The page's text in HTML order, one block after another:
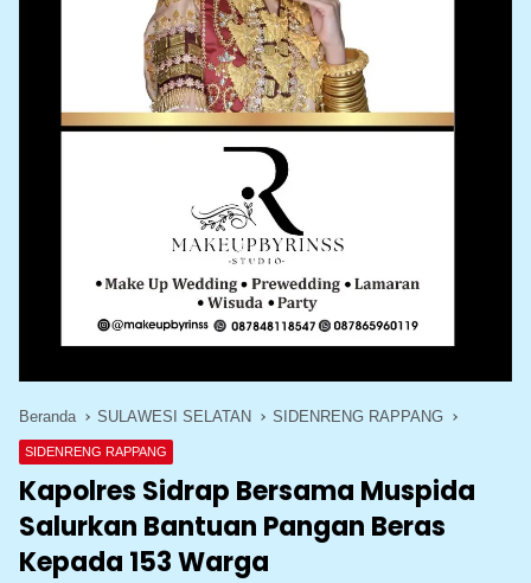
Beranda SULAWESI SELATAN SIDENRENG RAPPANG
SIDENRENG RAPPANG
Kapolres Sidrap Bersama Muspida
Salurkan Bantuan Pangan Beras
Kepada 153 Warga